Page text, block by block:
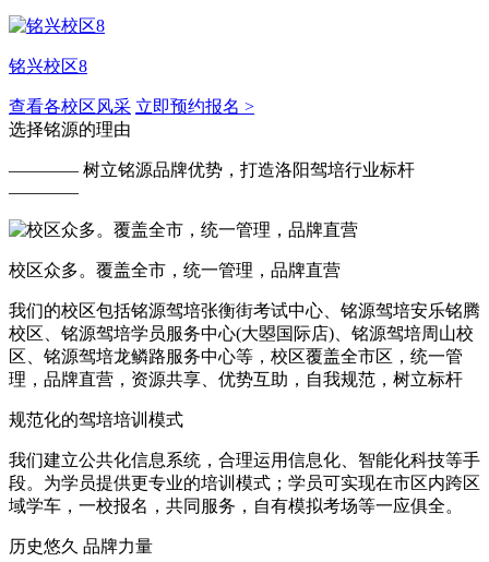
铭兴校区8
查看各校区风采 立即预约报名 >
选择铭源的理由
———— 树立铭源品牌优势，打造洛阳驾培行业标杆
————
校区众多。覆盖全市，统一管理，品牌直营
我们的校区包括铭源驾培张衡街考试中心、铭源驾培安乐铭腾
校区、铭源驾培学员服务中心(大曌国际店)、铭源驾培周山校
区、铭源驾培龙鳞路服务中心等，校区覆盖全市区，统一管
理，品牌直营，资源共享、优势互助，自我规范，树立标杆
规范化的驾培培训模式
我们建立公共化信息系统，合理运用信息化、智能化科技等手
段。为学员提供更专业的培训模式；学员可实现在市区内跨区
域学车，一校报名，共同服务，自有模拟考场等一应俱全。
历史悠久 品牌力量